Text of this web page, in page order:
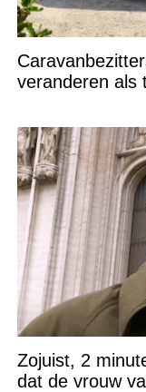
veranderen als
Zojuist, 2
dat de vrouw